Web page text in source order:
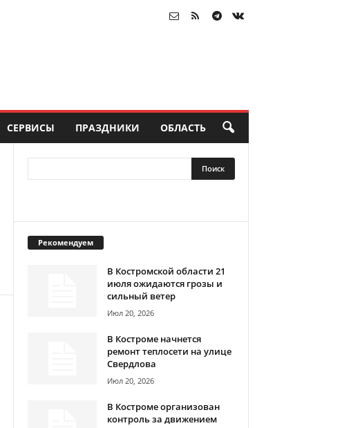
СЕРВИСЫ ПРАЗДНИКИ ОБЛАСТЬ
Рекомендуем
В Костромской области 21
июля ожидаются грозы и
сильный ветер
Июл 20, 2026
В Костроме начнется
ремонт теплосети на улице
Свердлова
Июл 20, 2026
В Костроме организован
контроль за движением